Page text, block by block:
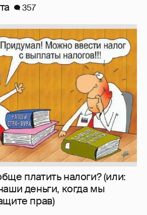
357
платить налоги? (или:
деньги, когда мы
прав)